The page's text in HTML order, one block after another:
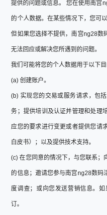
提供的问题或信息。 您在使用南宫
的个人数据。在某些情况下，您可
但如果您选择不提供，南宫ng28数
无法回应或解决您所遇到的问题。
我们可能将您的个人数据用于以下目
(a) 创建账户。
(b) 实现您的交易或服务请求，包
务；提供培训及认证并管理和处理
应您的要求进行变更或者提供您请
白皮书）；以及提供技术支持。
(c) 在您同意的情况下，与您联系
的信息；邀请您参与南宫ng28数码
度调查；或向您发送营销信息。
订。